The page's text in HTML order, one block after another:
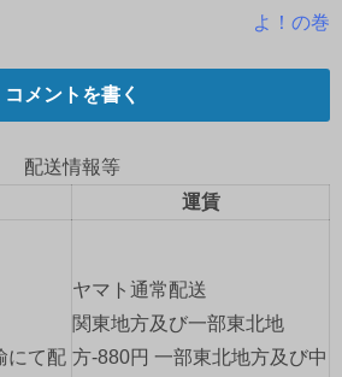
よ！の巻
コメントを書く
配送情報等
運賃
にて配
ヤマト通常配送
関東地方及び一部東北地
方-880円 一部東北地方及び中